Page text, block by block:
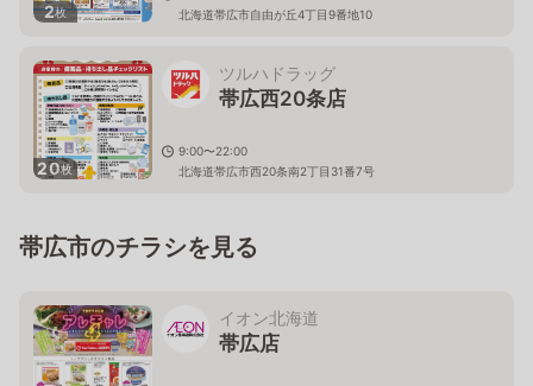
2枚
北海道帯広市自由が丘4丁目9番地10
20枚
ツルハドラッグ
帯広西20条店
9:00〜22:00
北海道帯広市西20条南2丁目31番7号
帯広市のチラシを見る
イオン北海道
帯広店